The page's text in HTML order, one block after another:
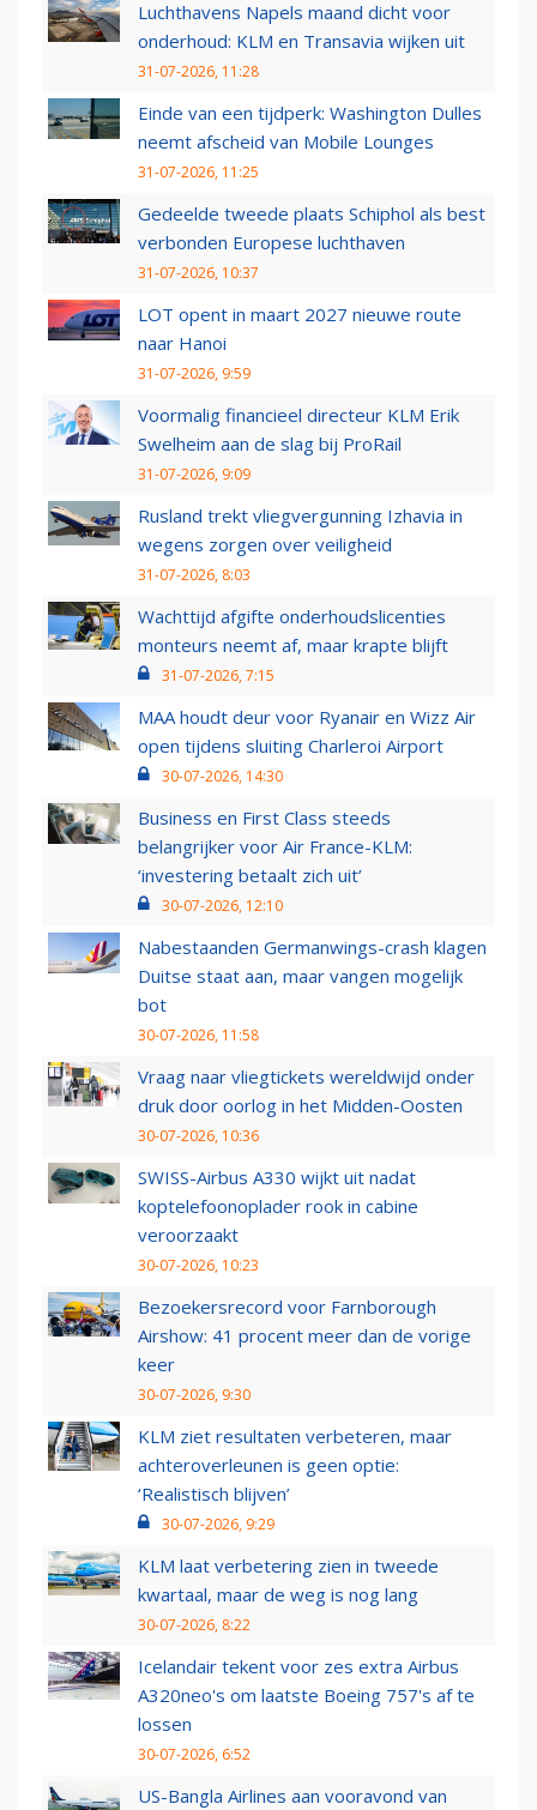
Luchthavens Napels maand dicht voor
onderhoud: KLM en Transavia wijken uit
31-07-2026, 11:28
Einde van een tijdperk: Washington Dulles
neemt afscheid van Mobile Lounges
31-07-2026, 11:25
Gedeelde tweede plaats Schiphol als best
verbonden Europese luchthaven
31-07-2026, 10:37
LOT opent in maart 2027 nieuwe route
naar Hanoi
31-07-2026, 9:59
Voormalig financieel directeur KLM Erik
Swelheim aan de slag bij ProRail
31-07-2026, 9:09
Rusland trekt vliegvergunning Izhavia in
wegens zorgen over veiligheid
31-07-2026, 8:03
Wachttijd afgifte onderhoudslicenties
monteurs neemt af, maar krapte blijft
31-07-2026, 7:15
MAA houdt deur voor Ryanair en Wizz Air
open tijdens sluiting Charleroi Airport
30-07-2026, 14:30
Business en First Class steeds
belangrijker voor Air France-KLM:
‘investering betaalt zich uit’
30-07-2026, 12:10
Nabestaanden Germanwings-crash klagen
Duitse staat aan, maar vangen mogelijk
bot
30-07-2026, 11:58
Vraag naar vliegtickets wereldwijd onder
druk door oorlog in het Midden-Oosten
30-07-2026, 10:36
SWISS-Airbus A330 wijkt uit nadat
koptelefoonoplader rook in cabine
veroorzaakt
30-07-2026, 10:23
Bezoekersrecord voor Farnborough
Airshow: 41 procent meer dan de vorige
keer
30-07-2026, 9:30
KLM ziet resultaten verbeteren, maar
achteroverleunen is geen optie:
‘Realistisch blijven’
30-07-2026, 9:29
KLM laat verbetering zien in tweede
kwartaal, maar de weg is nog lang
30-07-2026, 8:22
Icelandair tekent voor zes extra Airbus
A320neo's om laatste Boeing 757's af te
lossen
30-07-2026, 6:52
US-Bangla Airlines aan vooravond van